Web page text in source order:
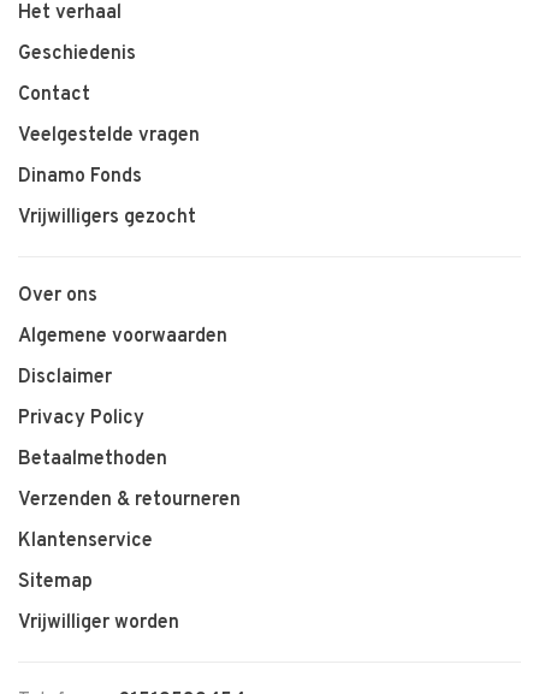
Het verhaal
Geschiedenis
Contact
Veelgestelde vragen
Dinamo Fonds
Vrijwilligers gezocht
Over ons
Algemene voorwaarden
Disclaimer
Privacy Policy
Betaalmethoden
Verzenden & retourneren
Klantenservice
Sitemap
Vrijwilliger worden